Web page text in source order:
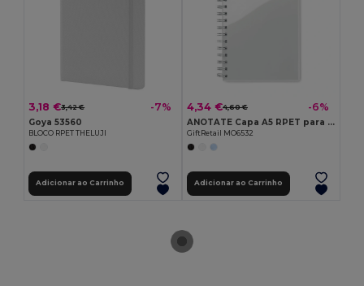
3,18 €3,42 € -7%
Goya 53560
BLOCO RPET THELUJI
Adicionar ao Carrinho
4,34 €4,60 € -6%
ANOTATE Capa A5 RPET para bloco notas
GiftRetail MO6532
Adicionar ao Carrinho